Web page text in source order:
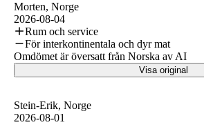
Morten, Norge
2026-08-04
Rum och service
För interkontinentala och dyr mat
Omdömet är översatt från Norska av AI
Visa original
Stein-Erik, Norge
2026-08-01